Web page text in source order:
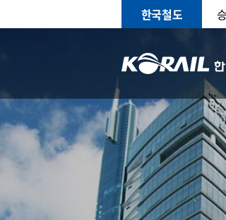
한국철도
CEO